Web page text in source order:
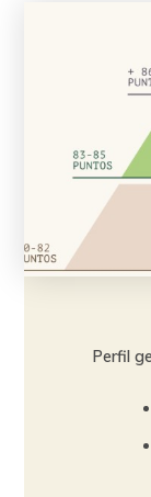
Perfil